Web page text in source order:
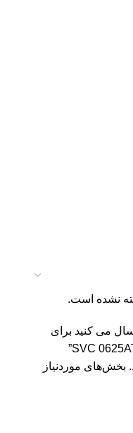
نشده است.
می کنید برای
بخش‌های موردنیاز